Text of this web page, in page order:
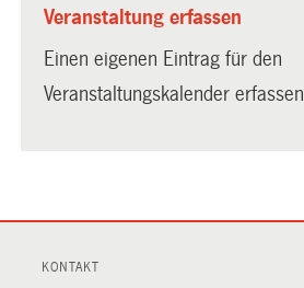
Veranstaltung erfassen
Einen eigenen Eintrag für den
Veranstaltungskalender erfassen
KONTAKT